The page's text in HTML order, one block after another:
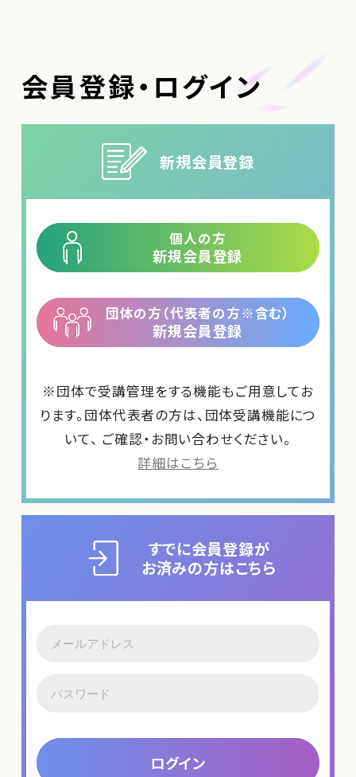
会員登録・ログイン
新規会員登録
個人の方
新規会員登録
団体の方（代表者の方※含む）
新規会員登録
※団体で受講管理をする機能もご用意してお
ります。団体代表者の方は、団体受講機能につ
いて、 ご確認・お問い合わせください。
詳細はこちら
すでに会員登録が
お済みの方はこちら
ログイン